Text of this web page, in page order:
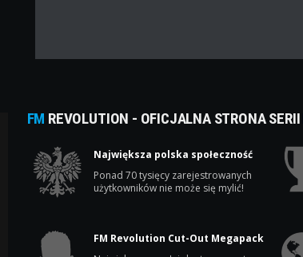
FM REVOLUTION - OFICJALNA STRONA SERII
Największa polska społeczność
Ponad 70 tysięcy zarejestrowanych
użytkowników nie może się mylić!
FM Revolution Cut-Out Megapack